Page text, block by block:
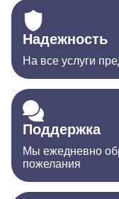
Надежность
На все услуги
Поддержка
Мы ежедневно
пожелания